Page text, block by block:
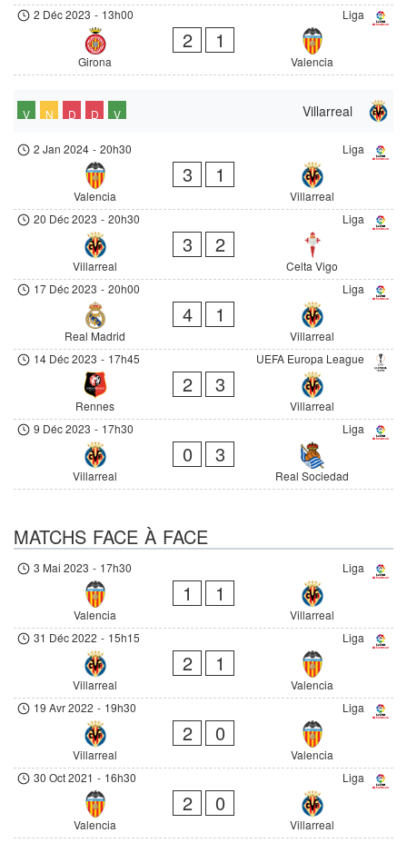
Liga
2 Déc 2023 - 13h00
Girona
2 1
Valencia
Villarreal
V N D D V
Liga
2 Jan 2024 - 20h30
Valencia
3 1
Villarreal
Liga
20 Déc 2023 - 20h30
Villarreal
3 2
Celta Vigo
Liga
17 Déc 2023 - 20h00
Real Madrid
4 1
Villarreal
UEFA Europa League
14 Déc 2023 - 17h45
Rennes
2 3
Villarreal
Liga
9 Déc 2023 - 17h30
Villarreal
0 3
Real Sociedad
MATCHS FACE À FACE
Liga
3 Mai 2023 - 17h30
Valencia
1 1
Villarreal
Liga
31 Déc 2022 - 15h15
Villarreal
2 1
Valencia
Liga
19 Avr 2022 - 19h30
Villarreal
2 0
Valencia
Liga
30 Oct 2021 - 16h30
Valencia
2 0
Villarreal